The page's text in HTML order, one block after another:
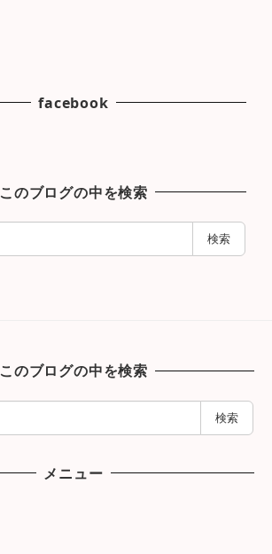
facebook
このブログの中を検索
検索
このブログの中を検索
検索
メニュー